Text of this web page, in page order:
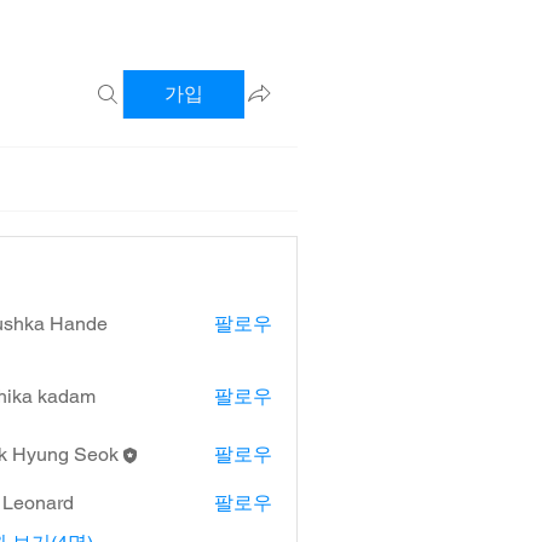
가입
Hande 팔로우
kadam 팔로우
Hyung Seok 팔로우
팔로우